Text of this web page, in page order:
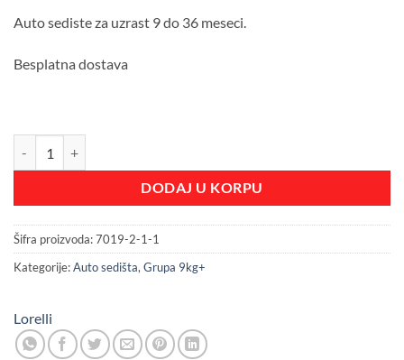
Auto sediste za uzrast 9 do 36 meseci.
Besplatna dostava
DODAJ U KORPU
Šifra proizvoda:7019-2-1-1
Kategorije:Auto sedišta, Grupa 9kg+
Lorelli